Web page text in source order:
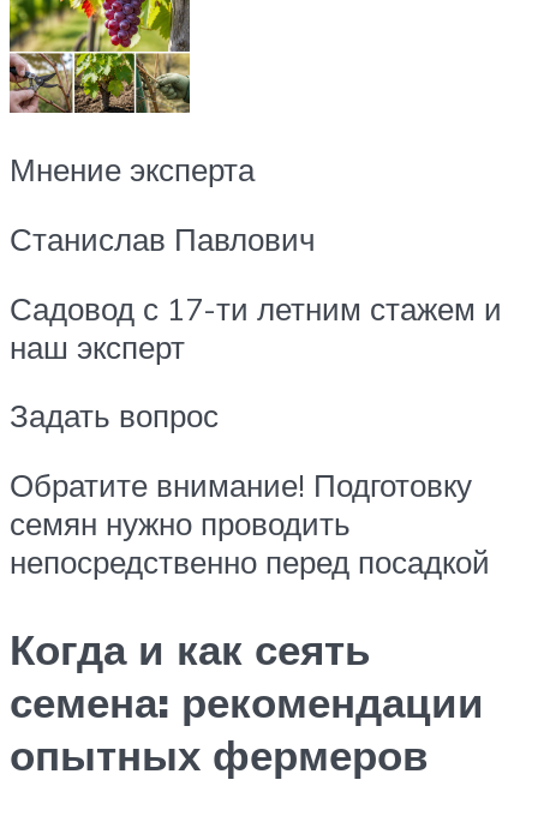
Мнение эксперта
Станислав Павлович
Садовод с 17-ти летним стажем и
наш эксперт
Задать вопрос
Обратите внимание! Подготовку
семян нужно проводить
непосредственно перед посадкой
Когда и как сеять
семена: рекомендации
опытных фермеров